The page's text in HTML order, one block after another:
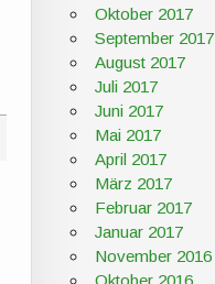
Oktober 2017
September 2017
August 2017
Juli 2017
Juni 2017
Mai 2017
April 2017
März 2017
Februar 2017
Januar 2017
November 2016
Oktober 2016